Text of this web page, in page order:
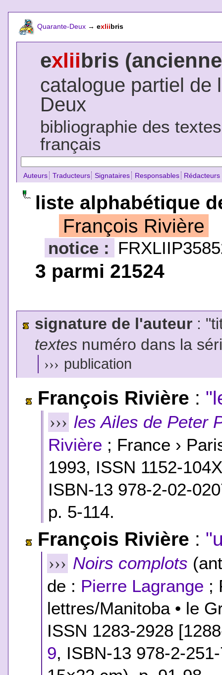
Quarante-Deux → exliibris
exliibris
catalogue partiel de
Deux
bibliographie des
français
Auteurs Traducteurs Signataires Responsables Rédacteurs
liste alphabétique
François Rivière
notice :
3 parmi 21524
signature de l'auteur:
textesnuméro dans la
››› publication
François Rivière :
››› les Ailes de Peter
Rivière ; France ›
1993, ISSN 1152-
ISBN-13 978-2-02-
p. 5-114.
François Rivière :
››› Noirs complots
de : Pierre Lagrange ;
lettres/Manitoba • le
ISSN 1283-2928
9, ISBN-13 978-2-